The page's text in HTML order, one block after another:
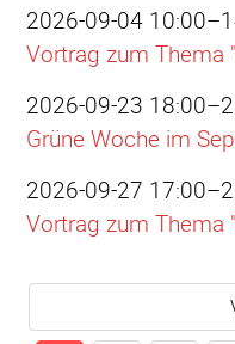
2026-09-04
Vortrag zum Thema
2026-09-23
Grüne Woche im
2026-09-27
Vortrag zum Thema